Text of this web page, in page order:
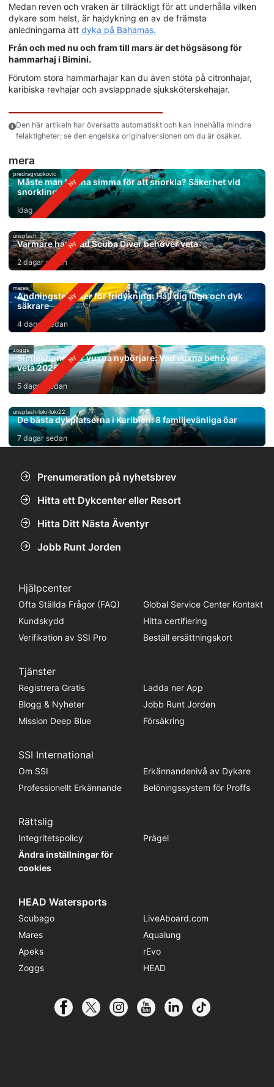
Medan reven och vraken är tillräckligt för att underhålla vilken
dykare som helst, är hajdykning en av de främsta
anledningarna att dyka på Bahamas.
Från och med nu och fram till mars är det högsäsong för
hammarhaj i Bimini.
Förutom stora hammarhajar kan du även stöta på citronhajar,
karibiska revhajar och avslappnade sjuksköterskehajar.
Den här artikeln har översatts automatiskt och kan innehålla mindre
felaktigheter; se den engelska originalversionen om du är osäker.
mera
predragvuckovic
Måste man kunna simma för att snorkla? Säkerhet vid
snorkling
Idag
unsplash
Varmare hav: Vad Scuba Diver behöver veta
2 dagar sedan
mares
Andningstekniker för fridykning: Håll dig lugn och dyk
säkrare
4 dagar sedan
zoggs
Simlektioner för vuxna nybörjare: Vad vuxna behöver
veta 2026
5 dagar sedan
unsplash-loki-loki22
De bästa dykplatserna i Karibien: 8 familjevänliga öar
7 dagar sedan
Prenumeration på nyhetsbrev
Hitta ett Dykcenter eller Resort
Hitta Ditt Nästa Äventyr
Jobb Runt Jorden
Hjälpcenter
Ofta Ställda Frågor (FAQ)
Global Service Center Kontakt
Kundskydd
Hitta certifiering
Verifikation av SSI Pro
Beställ ersättningskort
Tjänster
Registrera Gratis
Ladda ner App
Blogg & Nyheter
Jobb Runt Jorden
Mission Deep Blue
Försäkring
SSI International
Om SSI
Erkännandenivå av Dykare
Professionellt Erkännande
Belöningssystem för Proffs
Rättslig
Integritetspolicy
Prägel
Ändra inställningar för
cookies
HEAD Watersports
Scubago
LiveAboard.com
Mares
Aqualung
Apeks
rEvo
Zoggs
HEAD